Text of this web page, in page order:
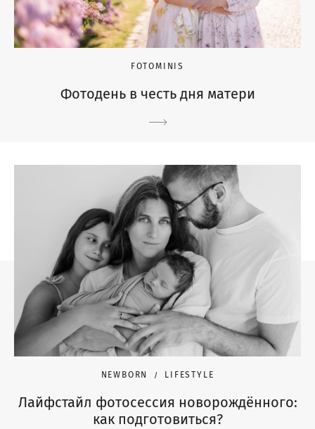
FOTOMINIS
Фотодень в честь дня матери
NEWBORN LIFESTYLE
Лайфстайл фотосессия новорождённого:
как подготовиться?